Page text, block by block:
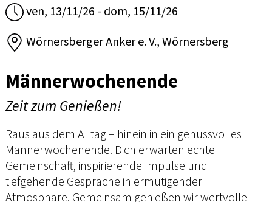
ven, 13/11/26 - dom, 15/11/26
Wörnersberger Anker e. V., Wörnersberg
Männerwochenende
Zeit zum Genießen!
Raus aus dem Alltag – hinein in ein genussvolles
Männerwochenende. Dich erwarten echte
Gemeinschaft, inspirierende Impulse und
tiefgehende Gespräche in ermutigender
Atmosphäre. Gemeinsam genießen wir wertvolle